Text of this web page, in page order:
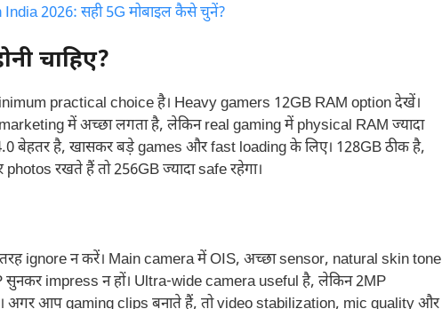
2026: सही 5G मोबाइल कैसे चुनें?
चाहिए?
practical choice है। Heavy gamers 12GB RAM option देखें।
में अच्छा लगता है, लेकिन real gaming में physical RAM ज्यादा
बेहतर है, खासकर बड़े games और fast loading के लिए। 128GB ठीक है,
रखते हैं तो 256GB ज्यादा safe रहेगा।
ignore न करें। Main camera में OIS, अच्छा sensor, natural skin tone
सुनकर impress न हों। Ultra-wide camera useful है, लेकिन 2MP
अगर आप gaming clips बनाते हैं, तो video stabilization, mic quality और